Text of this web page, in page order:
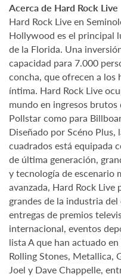
Acerca de Hard Rock Live
Hard Rock Live en
Hollywood es el principal
de la Florida. Una
capacidad para 7.000
concha, que ofrecen a los
íntima. Hard Rock Live
mundo en ingresos
Pollstar como para
Diseñado por Scéno
cuadrados está equipada
de última generación,
y tecnología de escenario
avanzada, Hard Rock Live
grandes de la industria
entregas de premios
internacional, eventos
lista A que han actuado
Rolling Stones, Metallica,
Joel y Dave Chappelle,